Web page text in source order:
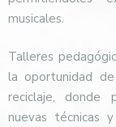
musicales.
Talleres
la oportunidad
reciclaje, donde
nuevas técnicas